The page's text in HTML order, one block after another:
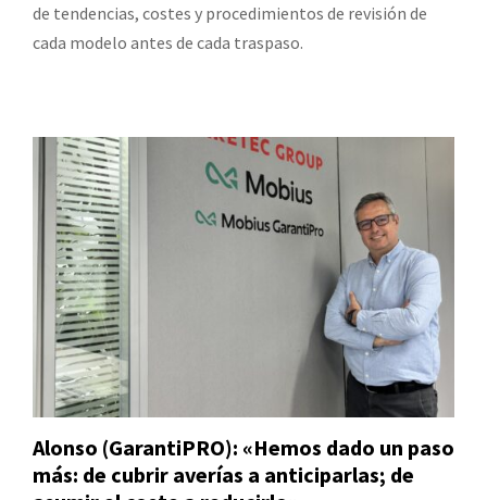
de tendencias, costes y procedimientos de revisión de
cada modelo antes de cada traspaso.
Alonso (GarantiPRO): «Hemos dado un paso
más: de cubrir averías a anticiparlas; de